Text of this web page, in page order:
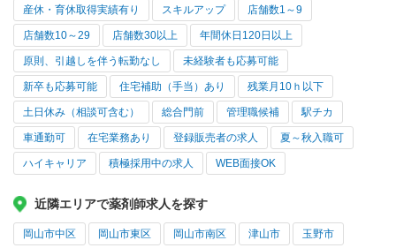
産休・育休取得実績有り スキルアップ 店舗数1～9
店舗数10～29 店舗数30以上 年間休日120日以上
原則、引越しを伴う転勤なし 未経験者も応募可能
新卒も応募可能 住宅補助（手当）あり 残業月10ｈ以下
土日休み（相談可含む） 総合門前 管理職候補 駅チカ
車通勤可 在宅業務あり 登録販売者の求人 夏～秋入職可
ハイキャリア 積極採用中の求人 WEB面接OK
近隣エリアで薬剤師求人を探す
岡山市中区 岡山市東区 岡山市南区 津山市 玉野市